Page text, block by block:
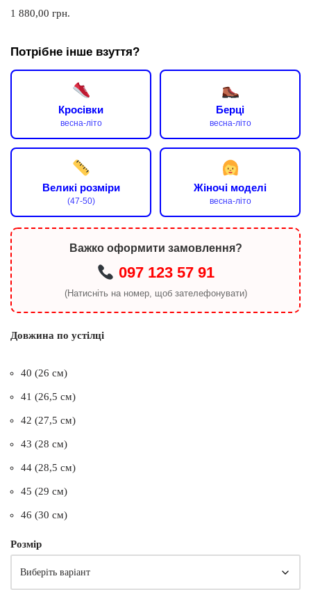
1 880,00 грн.
Потрібне інше взуття?
Кросівки
весна-літо
Берці
весна-літо
Великі розміри
(47-50)
Жіночі моделі
весна-літо
Важко оформити замовлення?
097 123 57 91
(Натисніть на номер, щоб зателефонувати)
Довжина по устілці
40 (26 см)
41 (26,5 см)
42 (27,5 см)
43 (28 см)
44 (28,5 см)
45 (29 см)
46 (30 см)
Розмір